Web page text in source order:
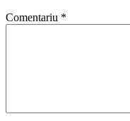
Comentariu *